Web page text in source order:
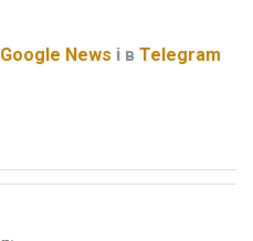
Google News і в Telegram